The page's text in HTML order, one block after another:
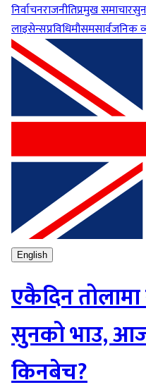
निर्वाचनराजनीतिप्रमुख समाचार
लाइसेन्सप्रविधिमौसमसार्वजनिक
English
एकैदिन
सुनको भाउ,
किनबेच?